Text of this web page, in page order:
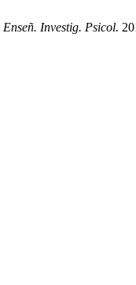
Enseñ. Investig. Psicol.